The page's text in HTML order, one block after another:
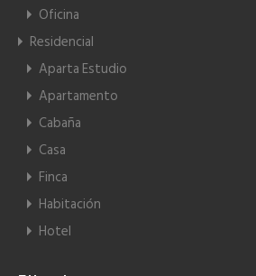
Oficina
Residencial
Aparta Estudio
Apartamento
Cabaña
Casa
Finca
Habitación
Hotel